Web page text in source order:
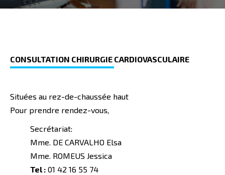
CONSULTATION CHIRURGIE CARDIOVASCULAIRE
Situées au rez-de-chaussée haut
Pour prendre rendez-vous,
Secrétariat:
Mme. DE CARVALHO Elsa
Mme. ROMEUS Jessica
Tel : 01 42 16 55 74